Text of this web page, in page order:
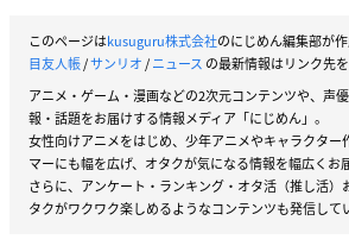
このページはkusuguru株式会社のにじめん編集部が
目友人帳/サンリオ/ニュース の最新情報はリンク先
アニメ・ゲーム・漫画などの2次元コンテンツや、声
報・話題をお届けする情報メディア「にじめん」。
女性向けアニメをはじめ、少年アニメやキャラクター
マーにも幅を広げ、オタクが気になる情報を幅広くお
さらに、アンケート・ランキング・オタ活（推し活）
タクがワクワク楽しめるようなコンテンツも発信して